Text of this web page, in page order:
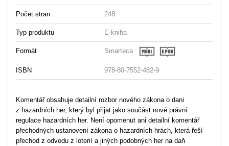
Počet stran 248
Typ produktu E-kniha
Formát Smarteca
ISBN 978-80-7552-482-9
Komentář obsahuje detailní rozbor nového zákona o dani
z hazardních her, který byl přijat jako součást nové právní
regulace hazardních her. Není opomenut ani detailní komentář
přechodných ustanovení zákona o hazardních hrách, která řeší
přechod z odvodu z loterií a jiných podobných her na daň